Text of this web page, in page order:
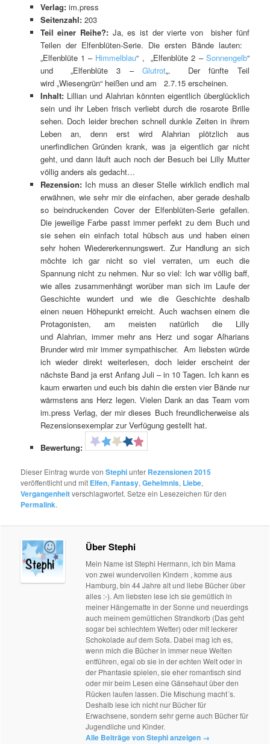
Verlag: im.press
Seitenzahl: 203
Teil einer Reihe?: Ja, es ist der vierte von bisher fünf
Teilen der Elfenblüten-Serie. Die ersten Bände lauten:
„Elfenblüte 1 – Himmelblau“ , „Elfenblüte 2 – Sonnengelb“
und „Elfenblüte 3 – Glutrot„. Der fünfte Teil
wird „Wiesengrün“ heißen und am 2.7.15 erscheinen.
Inhalt: Lillian und Alahrian könnten eigentlich überglücklich
sein und ihr Leben frisch verliebt durch die rosarote Brille
sehen. Doch leider brechen schnell dunkle Zeiten in ihrem
Leben an, denn erst wird Alahrian plötzlich aus
unerfindlichen Gründen krank, was ja eigentlich gar nicht
geht, und dann läuft auch noch der Besuch bei Lilly Mutter
völlig anders als gedacht…
Rezension:Ich muss an dieser Stelle wirklich endlich mal
erwähnen, wie sehr mir die einfachen, aber gerade deshalb
so beindruckenden Cover der Elfenblüten-Serie gefallen.
Die jeweilige Farbe passt immer perfekt zu dem Buch und
sie sehen ein einfach total hübsch aus und haben einen
sehr hohen Wiedererkennungswert. Zur Handlung an sich
möchte ich gar nicht so viel verraten, um euch die
Spannung nicht zu nehmen. Nur so viel: Ich war völlig baff,
wie alles zusammenhängt worüber man sich im Laufe der
Geschichte wundert und wie die Geschichte deshalb
einen neuen Höhepunkt erreicht. Auch wachsen einem die
Protagonisten, am meisten natürlich die Lilly
und Alahrian, immer mehr ans Herz und sogar Alharians
Brunder wird mir immer sympathischer. Am liebsten würde
ich wieder direkt weiterlesen, doch leider erscheint der
nächste Band ja erst Anfang Juli – in 10 Tagen. Ich kann es
kaum erwarten und euch bis dahin die ersten vier Bände nur
wärmstens ans Herz legen. Vielen Dank an das Team vom
im.press Verlag, der mir dieses Buch freundlicherweise als
Rezensionsexemplar zur Verfügung gestellt hat.
Bewertung:
Dieser Eintrag wurde vonStephiunter Rezensionen 2015
veröffentlicht und mit Elfen, Fantasy,Geheimnis, Liebe,
Vergangenheitverschlagwortet. Setze ein Lesezeichen für den
Permalink.
Über Stephi
Mein Name ist Stephi Hermann, ich bin Mama
von zwei wundervollen Kindern , komme aus
Hamburg, bin 44 Jahre alt und liebe Bücher über
alles :-). Am liebsten lese ich sie gemütlich in
meiner Hängematte in der Sonne und neuerdings
auch meinem gemütlichen Strandkorb (Das geht
sogar bei schlechtem Wetter) oder mit leckerer
Schokolade auf dem Sofa. Dabei mag ich es,
wenn mich die Bücher in immer neue Welten
entführen, egal ob sie in der echten Welt oder in
der Phantasie spielen, sie eher romantisch sind
oder mir beim Lesen eine Gänsehaut über den
Rücken laufen lassen. Die Mischung macht´s.
Deshalb lese ich nicht nur Bücher für
Erwachsene, sondern sehr gerne auch Bücher für
Jugendliche und Kinder.
Alle Beiträge von Stephi anzeigen →